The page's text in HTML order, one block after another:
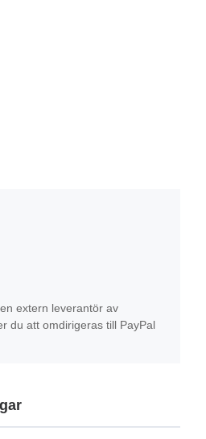
extern leverantör av
du att omdirigeras till PayPal